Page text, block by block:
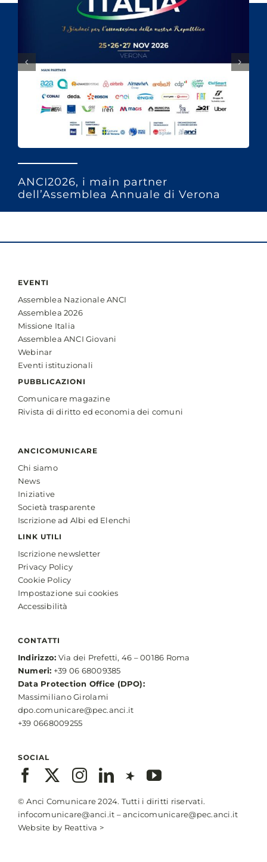
ANCI2026, i main partner
dell’Assemblea Annuale di Verona
EVENTI
Assemblea Nazionale ANCI
Assemblea 2026
Missione Italia
Assemblea ANCI Giovani
Webinar
Eventi istituzionali
PUBBLICAZIONI
Comunicare magazine
Rivista di diritto ed economia dei comuni
ANCICOMUNICARE
Chi siamo
News
Iniziative
Società trasparente
Iscrizione ad Albi ed Elenchi
LINK UTILI
Iscrizione newsletter
Privacy Policy
Cookie Policy
Impostazione sui cookies
Accessibilità
CONTATTI
Indirizzo: Via dei Prefetti, 46 – 00186 Roma
Numeri: +39 06 68009385
Data Protection Office (DPO):
Massimiliano Girolami
dpo.comunicare@pec.anci.it
+39 0668009255
SOCIAL
© Anci Comunicare 2024. Tutti i diritti riservati.
infocomunicare@anci.it –ancicomunicare@pec.anci.it
Website by Reattiva >